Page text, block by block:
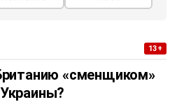
13+
«сменщиком»